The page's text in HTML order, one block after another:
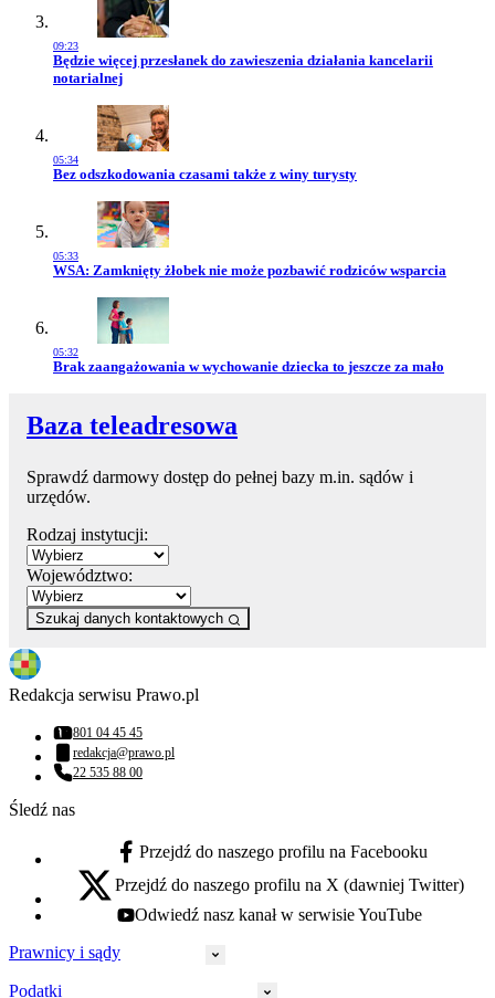
09:23
Przejdź do artykułu:
Będzie więcej przesłanek do zawieszenia działania kancelarii
notarialnej
05:34
Przejdź do artykułu:
Bez odszkodowania czasami także z winy turysty
05:33
Przejdź do artykułu:
WSA: Zamknięty żłobek nie może pozbawić rodziców wsparcia
05:32
Przejdź do artykułu:
Brak zaangażowania w wychowanie dziecka to jeszcze za mało
Baza teleadresowa
Sprawdź darmowy dostęp do pełnej bazy m.in. sądów i
urzędów.
Rodzaj instytucji:
Województwo:
Szukaj danych kontaktowych
Redakcja serwisu Prawo.pl
Numer telefonu:
801 04 45 45
Adres email:
redakcja@prawo.pl
Numer telefonu:
22 535 88 00
Śledź nas
facebook - otwiera się w nowej karcie
Przejdź do naszego profilu na Facebooku
x - otwiera się w nowej karcie
Przejdź do naszego profilu na X (dawniej Twitter)
youtube - otwiera się w nowej karcie
Odwiedź nasz kanał w serwisie YouTube
Prawnicy i sądy
Podatki